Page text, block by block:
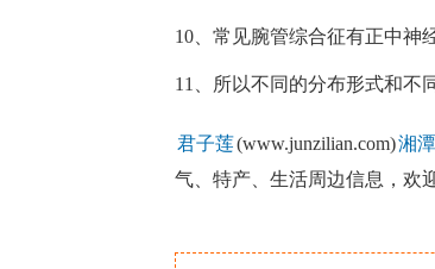
10、常见腕管综合征有正中神
11、所以不同的分布形式和不
君子莲(www.junzilian.com)湘
气、特产、生活周边信息，欢